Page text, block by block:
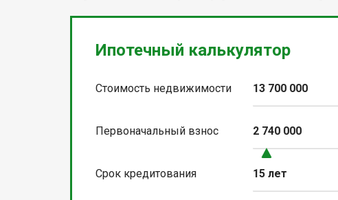
Ипотечный калькулятор
Стоимость недвижимости 13 700 000
Первоначальный взнос 2 740 000
Срок кредитования 15 лет